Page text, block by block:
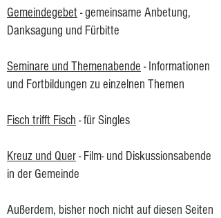
Gemeindegebet- gemeinsame Anbetung,
Danksagung und Fürbitte
Seminare und Themenabende - Informationen
und Fortbildungen zu einzelnen Themen
Fisch trifft Fisch - für Singles
Kreuz und Quer- Film- und Diskussionsabende
in der Gemeinde
Außerdem, bisher noch nicht auf diesen Seiten